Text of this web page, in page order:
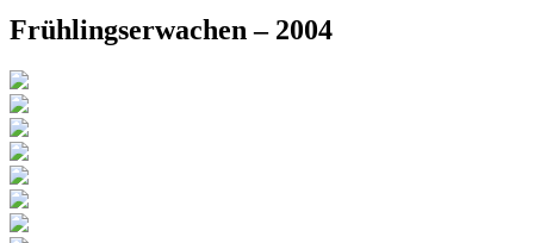
Frühlingserwachen – 2004